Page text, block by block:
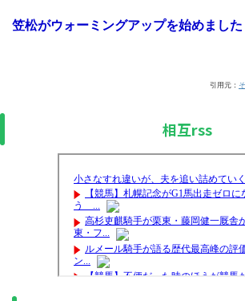
笠松がウォーミングアップを始めました
引用元：
相互rss